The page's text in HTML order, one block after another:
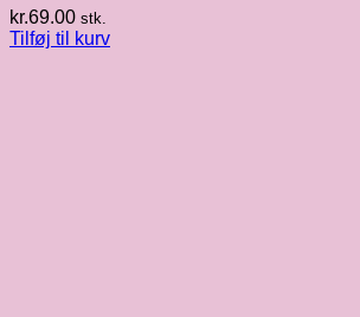
kr.69.00 stk.
Tilføj til kurv